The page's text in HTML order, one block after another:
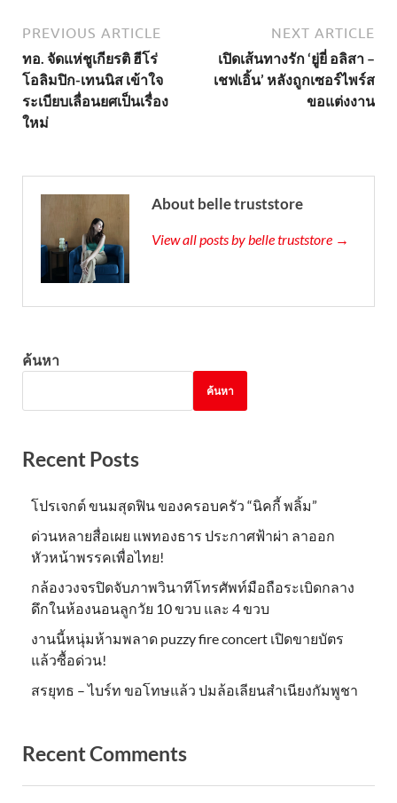
PREVIOUS ARTICLE
ทอ. จัดแห่ชูเกียรติ ฮีโร่
โอลิมปิก-เทนนิส เข้าใจ
ระเบียบเลื่อนยศเป็นเรื่อง
ใหม่
NEXT ARTICLE
เปิดเส้นทางรัก ‘ยู่ยี่ อลิสา –
เชฟเอิ้น’ หลังถูกเซอร์ไพร์ส
ขอแต่งงาน
About belle truststore
View all posts by belle truststore →
ค้นหา
ค้นหา
Recent Posts
โปรเจกต์ ขนมสุดฟิน ของครอบครัว “นิคกี้ พลิ้ม”
ด่วนหลายสื่อเผย แพทองธาร ประกาศฟ้าผ่า ลาออก
หัวหน้าพรรคเพื่อไทย!
กล้องวงจรปิดจับภาพวินาทีโทรศัพท์มือถือระเบิดกลาง
ดึกในห้องนอนลูกวัย 10 ขวบ และ 4 ขวบ
งานนี้หนุ่มห้ามพลาด puzzy fire concert เปิดขายบัตร
แล้วซื้อด่วน!
สรยุทธ – ไบร์ท ขอโทษแล้ว ปมล้อเลียนสำเนียงกัมพูชา
Recent Comments